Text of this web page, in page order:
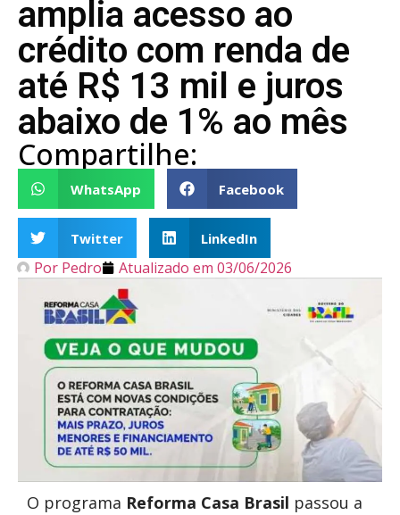
amplia acesso ao
crédito com renda de
até R$ 13 mil e juros
abaixo de 1% ao mês
Compartilhe:
WhatsApp Facebook
Twitter LinkedIn
Por Pedro Atualizado em 03/06/2026
O programa Reforma Casa Brasil passou a